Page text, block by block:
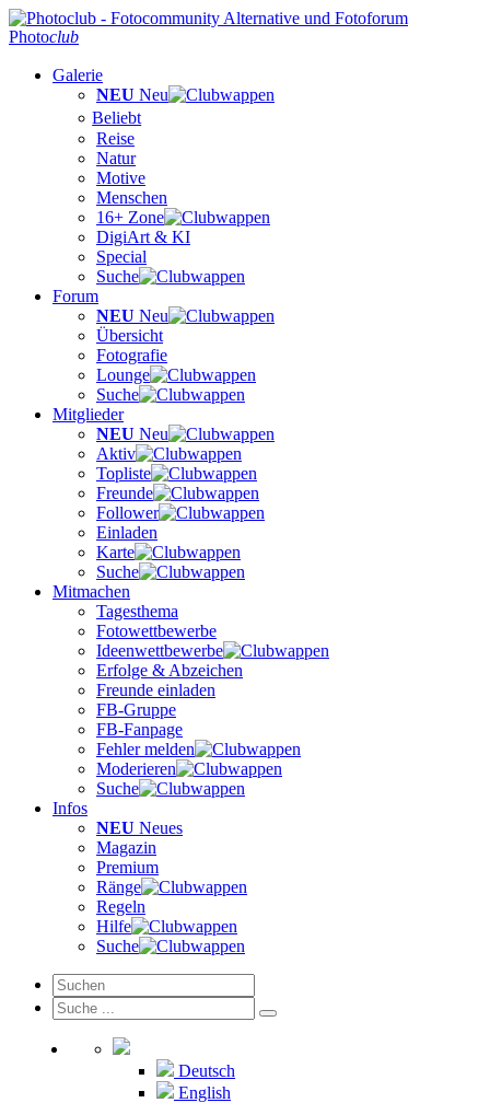
Photoclub
Galerie
NEU Neu
Beliebt
Reise
Natur
Motive
Menschen
16+ Zone
DigiArt & KI
Special
Suche
Forum
NEU Neu
Übersicht
Fotografie
Lounge
Suche
Mitglieder
NEU Neu
Aktiv
Topliste
Freunde
Follower
Einladen
Karte
Suche
Mitmachen
Tagesthema
Fotowettbewerbe
Ideenwettbewerbe
Erfolge & Abzeichen
Freunde einladen
FB-Gruppe
FB-Fanpage
Fehler melden
Moderieren
Suche
Infos
NEU Neues
Magazin
Premium
Ränge
Regeln
Hilfe
Suche
Deutsch
English